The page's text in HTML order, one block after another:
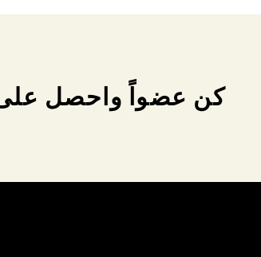
كن عضواً واحصل على